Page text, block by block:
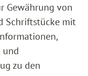
Gewährung von
Schriftstücke mit
und
zu den